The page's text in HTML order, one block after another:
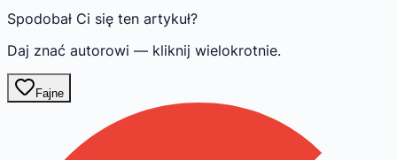
Spodobał Ci się ten artykuł?
Daj znać autorowi — kliknij wielokrotnie.
Fajne